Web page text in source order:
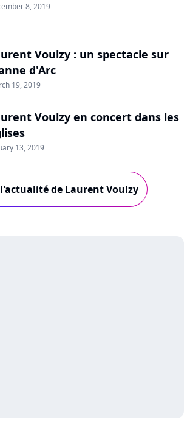
8, 2019
Voulzy : un spectacle sur
d'Arc
19, 2019
Voulzy en concert dans les
13, 2019
de Laurent Voulzy